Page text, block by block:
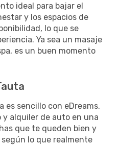
ideal para bajar el
y los espacios de
lo que se
Ya sea un masaje
es un buen momento
es sencillo con eDreams.
y alquiler de auto en una
que te queden bien y
lo que realmente